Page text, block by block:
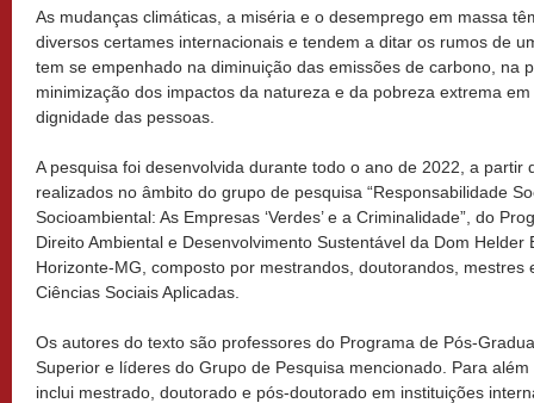
As mudanças climáticas, a miséria e o desemprego em massa
diversos certames internacionais e tendem a ditar os rumos de
tem se empenhado na diminuição das emissões de carbono, na
minimização dos impactos da natureza e da pobreza extrema
dignidade das pessoas.
A pesquisa foi desenvolvida durante todo o ano de 2022, a partir
realizados no âmbito do grupo de pesquisa “Responsabilidade
Socioambiental: As Empresas ‘Verdes’ e a Criminalidade”, do
Direito Ambiental e Desenvolvimento Sustentável da Dom Helder
Horizonte-MG, composto por mestrandos, doutorandos, mestres
Ciências Sociais Aplicadas.
Os autores do texto são professores do Programa de Pós-
Superior e líderes do Grupo de Pesquisa mencionado. Para
inclui mestrado, doutorado e pós-doutorado em instituições